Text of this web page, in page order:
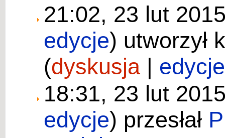
21:02, 23 lut
edycje) utworzył
(dyskusja | edycje
18:31, 23 lut
edycje) przesłał